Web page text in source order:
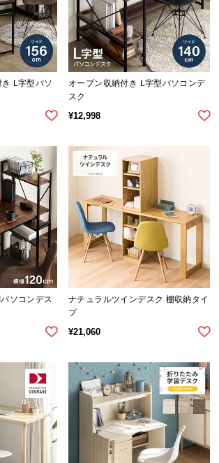
L字型パソ
オープン収納付き L字型パソコンデ
スク
¥12,998
ソコンデス
ナチュラルツインデスク 棚収納タイ
プ
¥21,060